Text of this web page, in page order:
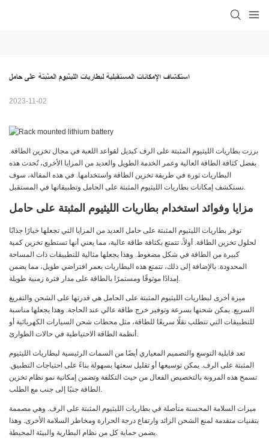
استكشاف الإمكانات المستقبلية لبطاريات الليثيوم المثبتة على حامل
2023-11-02
برزت بطاريات الليثيوم المثبتة على الرف كبديل لقواعد اللعبة في مجال تخزين الطاقة.
بفضل كثافة الطاقة العالية وعمر الخدمة الطويل والعديد من المزايا الأخرى، تُحدث هذه
البطاريات ثورة في طريقة تخزين الطاقة واستخدامها. في هذه المقالة، سوف
نستكشف إمكانات بطاريات الليثيوم المثبتة على الحامل وتطبيقاتها في المستقبل.
مزايا وفوائد استخدام بطاريات الليثيوم المثبتة على حامل
توفر بطاريات الليثيوم المثبتة على حامل العديد من المزايا التي تجعلها خيارًا جذابًا
لحلول تخزين الطاقة. أولاً، تتمتع بكثافة طاقة عالية، مما يعني أنها تستطيع تخزين كمية
كبيرة من الطاقة في شكل مضغوط. وهذا يجعلها مثالية للتطبيقات ذات المساحة
المحدودة. بالإضافة إلى ذلك، تتمتع هذه البطاريات بعمر افتراضي طويل، مما يضمن
إمدادًا موثوقًا ومستمرًا بالطاقة على مدار فترة زمنية طويلة.
ميزة أخرى لبطاريات الليثيوم المثبتة على الحامل هي قدرتها على الشحن والتفريغ
السريع. يمكن شحنها بسرعة وتوفير خرج طاقة عالي عند الحاجة. وهذا يجعلها مناسبة
للتطبيقات التي تتطلب نقلًا سريعًا للطاقة، مثل محطات شحن السيارات الكهربائية أو
أنظمة الطاقة الاحتياطية في حالات الطوارئ.
تعد قابلية التوسع والتصميم المعياري أيضًا من السمات الرئيسية لبطاريات الليثيوم
المثبتة على الرف. يمكن توسيعها أو تقليل سعتها بسهولة بناءً على احتياجات التطبيق.
تسمح هذه المرونة بالتخصيص الفعال من حيث التكلفة وتضمن إمكانية نمو نظام تخزين
الطاقة جنبًا إلى جنب مع الطلب.
ميزات السلامة المحسنة متأصلة في بطاريات الليثيوم المثبتة على الرف. وهي مصممة
بتقنيات متقدمة لمنع الشحن الزائد وارتفاع درجة الحرارة ومخاطر السلامة الأخرى. وهذا
يضمن حماية كل من نظام البطارية والبيئة المحيطة.